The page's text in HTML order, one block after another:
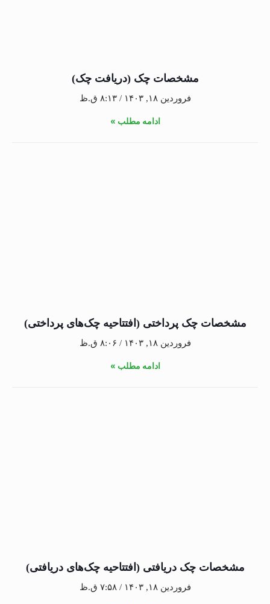
مشخصات چک (دریافت چک)
فروردین ۱۸, ۱۴۰۳ ۸:۱۳ ق.ظ
ادامه مطلب »
مشخصات چک پرداختی (افتتاحیه چک‌های پرداختی)
فروردین ۱۸, ۱۴۰۳
ادامه مطلب »
مشخصات چک دریافتی (افتتاحیه چک‌های دریافتی)
فروردین ۱۸, ۱۴۰۳